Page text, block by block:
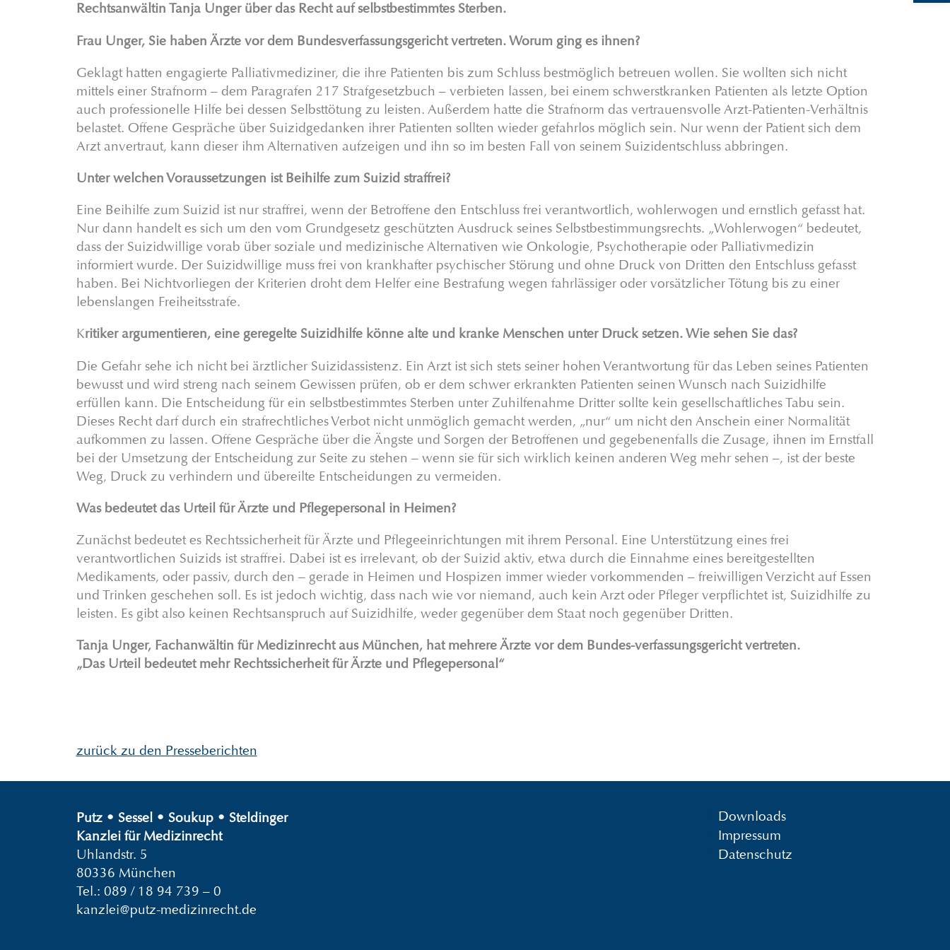
Rechtsanwältin Tanja Unger über das Recht auf selbstbestimmtes Sterben.
Frau Unger, Sie haben Ärzte vor dem Bundesverfassungsgericht vertreten. Worum ging es ihnen?
Geklagt hatten engagierte Palliativmediziner, die ihre Patienten bis zum Schluss bestmöglich betreuen wollen. Sie wollten sich nicht
mittels einer Strafnorm – dem Paragrafen 217 Strafgesetzbuch – verbieten lassen, bei einem schwerstkranken Patienten als letzte Option
auch professionelle Hilfe bei dessen Selbsttötung zu leisten. Außerdem hatte die Strafnorm das vertrauensvolle Arzt-Patienten-Verhältnis
belastet. Offene Gespräche über Suizidgedanken ihrer Patienten sollten wieder gefahrlos möglich sein. Nur wenn der Patient sich dem
Arzt anvertraut, kann dieser ihm Alternativen aufzeigen und ihn so im besten Fall von seinem Suizidentschluss abbringen.
Unter welchen Voraussetzungen ist Beihilfe zum Suizid straffrei?
Eine Beihilfe zum Suizid ist nur straffrei, wenn der Betroffene den Entschluss frei verantwortlich, wohlerwogen und ernstlich gefasst hat.
Nur dann handelt es sich um den vom Grundgesetz geschützten Ausdruck seines Selbstbestimmungsrechts. „Wohlerwogen“ bedeutet,
dass der Suizidwillige vorab über soziale und medizinische Alternativen wie Onkologie, Psychotherapie oder Palliativmedizin
informiert wurde. Der Suizidwillige muss frei von krankhafter psychischer Störung und ohne Druck von Dritten den Entschluss gefasst
haben. Bei Nichtvorliegen der Kriterien droht dem Helfer eine Bestrafung wegen fahrlässiger oder vorsätzlicher Tötung bis zu einer
lebenslangen Freiheitsstrafe.
Kritiker argumentieren, eine geregelte Suizidhilfe könne alte und kranke Menschen unter Druck setzen. Wie sehen Sie das?
Die Gefahr sehe ich nicht bei ärztlicher Suizidassistenz. Ein Arzt ist sich stets seiner hohen Verantwortung für das Leben seines Patienten
bewusst und wird streng nach seinem Gewissen prüfen, ob er dem schwer erkrankten Patienten seinen Wunsch nach Suizidhilfe
erfüllen kann. Die Entscheidung für ein selbstbestimmtes Sterben unter Zuhilfenahme Dritter sollte kein gesellschaftliches Tabu sein.
Dieses Recht darf durch ein strafrechtliches Verbot nicht unmöglich gemacht werden, „nur“ um nicht den Anschein einer Normalität
aufkommen zu lassen. Offene Gespräche über die Ängste und Sorgen der Betroffenen und gegebenenfalls die Zusage, ihnen im Ernstfall
bei der Umsetzung der Entscheidung zur Seite zu stehen – wenn sie für sich wirklich keinen anderen Weg mehr sehen –, ist der beste
Weg, Druck zu verhindern und übereilte Entscheidungen zu vermeiden.
Was bedeutet das Urteil für Ärzte und Pflegepersonal in Heimen?
Zunächst bedeutet es Rechtssicherheit für Ärzte und Pflegeeinrichtungen mit ihrem Personal. Eine Unterstützung eines frei
verantwortlichen Suizids ist straffrei. Dabei ist es irrelevant, ob der Suizid aktiv, etwa durch die Einnahme eines bereitgestellten
Medikaments, oder passiv, durch den – gerade in Heimen und Hospizen immer wieder vorkommenden – freiwilligen Verzicht auf Essen
und Trinken geschehen soll. Es ist jedoch wichtig, dass nach wie vor niemand, auch kein Arzt oder Pfleger verpflichtet ist, Suizidhilfe zu
leisten. Es gibt also keinen Rechtsanspruch auf Suizidhilfe, weder gegenüber dem Staat noch gegenüber Dritten.
Tanja Unger, Fachanwältin für Medizinrecht aus München, hat mehrere Ärzte vor dem Bundes-verfassungsgericht vertreten.
„Das Urteil bedeutet mehr Rechtssicherheit für Ärzte und Pflegepersonal“
zurück zu den Presseberichten
Putz • Sessel • Soukup • Steldinger
Kanzlei für Medizinrecht
Uhlandstr. 5
80336 München
Tel.: 089 / 18 94 739 – 0
kanzlei@putz-medizinrecht.de
Downloads
Impressum
Datenschutz